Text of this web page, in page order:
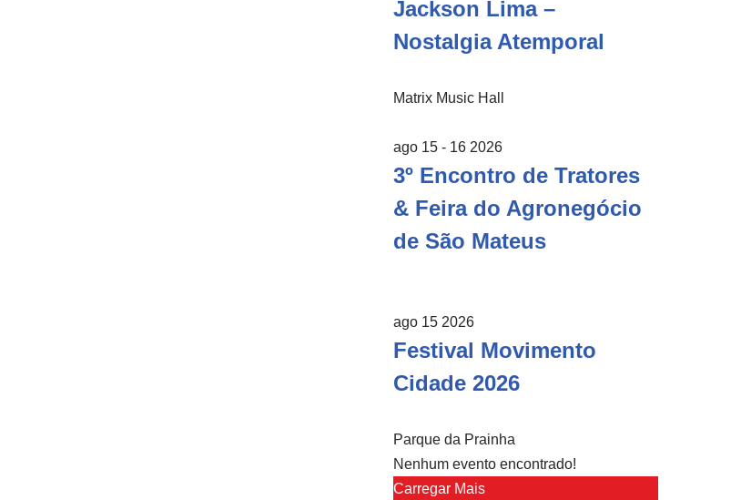
Jackson Lima –
Nostalgia Atemporal
Matrix Music Hall
ago 15 - 16 2026
3º Encontro de Tratores
& Feira do Agronegócio
de São Mateus
ago 15 2026
Festival Movimento
Cidade 2026
Parque da Prainha
Nenhum evento encontrado!
Carregar Mais